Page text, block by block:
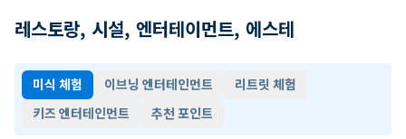
레스토랑, 시설, 엔터테이먼트, 에스테
미식 체험 이브닝 엔터테인먼트
리트릿 체험
키즈 엔터테인먼트
추천 포인트